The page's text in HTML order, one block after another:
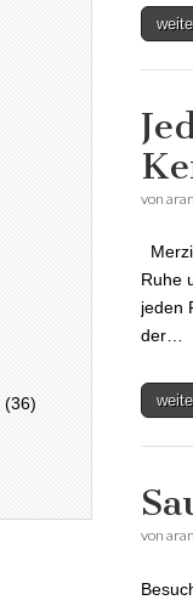
von
Ruhe
jeden
der…
von
(36)